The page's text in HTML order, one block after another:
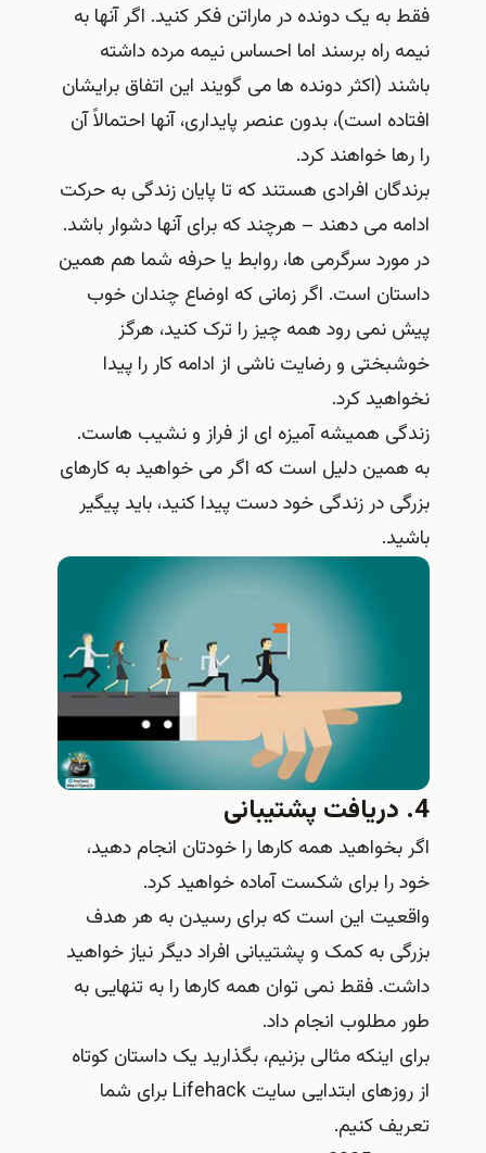
فقط به یک دونده در ماراتن فکر کنید. اگر آنها به
نیمه راه برسند اما احساس نیمه مرده داشته
باشند (اکثر دونده ها می گویند این اتفاق برایشان
افتاده است)، بدون عنصر پایداری، آنها احتمالاً آن
را رها خواهند کرد.
برندگان افرادی هستند که تا پایان زندگی به حرکت
ادامه می دهند – هرچند که برای آنها دشوار باشد.
در مورد سرگرمی ها، روابط یا حرفه شما هم همین
داستان است. اگر زمانی که اوضاع چندان خوب
پیش نمی رود همه چیز را ترک کنید، هرگز
خوشبختی و رضایت ناشی از ادامه کار را پیدا
نخواهید کرد.
زندگی همیشه آمیزه ای از فراز و نشیب هاست.
به همین دلیل است که اگر می خواهید به کارهای
بزرگی در زندگی خود دست پیدا کنید، باید پیگیر
باشید.
4. دریافت پشتیبانی
اگر بخواهید همه کارها را خودتان انجام دهید،
خود را برای شکست آماده خواهید کرد.
واقعیت این است که برای رسیدن به هر هدف
بزرگی به کمک و پشتیبانی افراد دیگر نیاز خواهید
داشت. فقط نمی توان همه کارها را به تنهایی به
طور مطلوب انجام داد.
برای اینکه مثالی بزنیم، بگذارید یک داستان کوتاه
از روزهای ابتدایی سایت Lifehack برای شما
تعریف کنیم.